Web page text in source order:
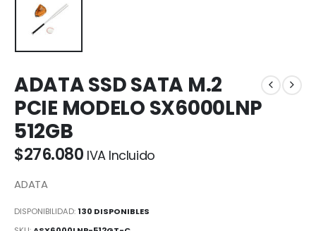
ADATA SSD SATA M.2
PCIE MODELO SX6000LNP
512GB
$276.080 IVA Incluido
ADATA
DISPONIBILIDAD:130 DISPONIBLES